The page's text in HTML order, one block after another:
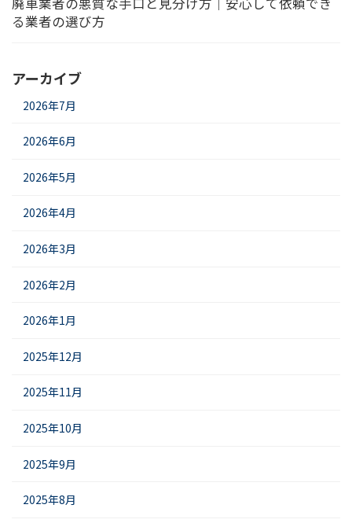
る業者の選び方
アーカイブ
2026年7月
2026年6月
2026年5月
2026年4月
2026年3月
2026年2月
2026年1月
2025年12月
2025年11月
2025年10月
2025年9月
2025年8月